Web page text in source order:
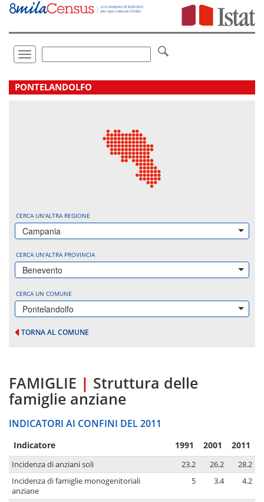
Vai
direttamente
Toggle
navigation
.
PONTELANDOLFO
CERCA UN'ALTRA REGIONE
Campania
CERCA UN'ALTRA PROVINCIA
Benevento
CERCA UN COMUNE
Pontelandolfo
TORNA AL COMUNE
FAMIGLIE | Struttura delle
famiglie anziane
INDICATORI AI CONFINI DEL 2011
Indicatore 1991 2001 2011
Incidenza di anziani soli 23.2 26.2
28.2
Incidenza di famiglie monogenitoriali
anziane
5 3.4 4.2